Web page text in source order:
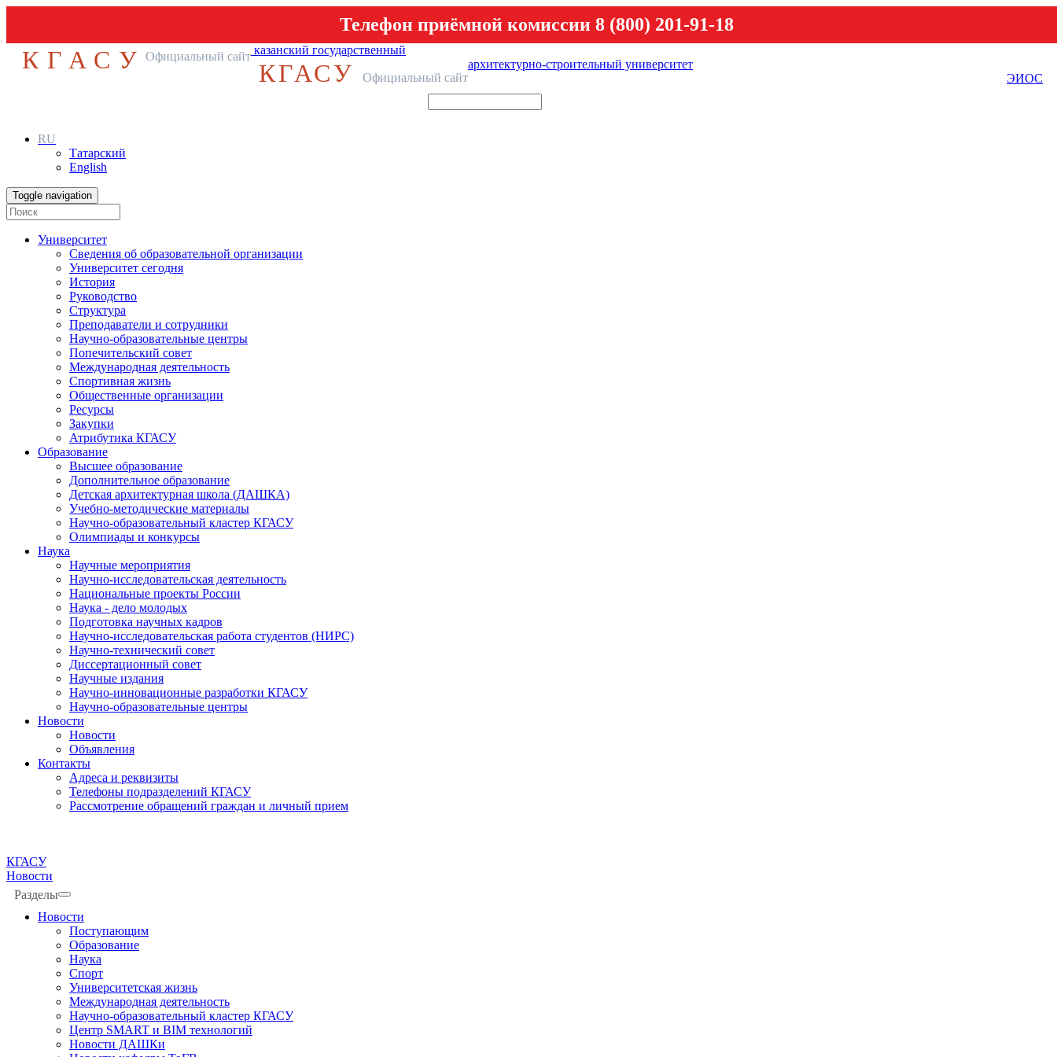
Телефон приёмной комиссии 8 (800) 201-91-18
КГАСУ Официальный сайт казанский государственный
архитектурно-строительный университет
КГАСУ Официальный сайт ЭИОС
RU
Татарский
English
Toggle navigation
Университет
Сведения об образовательной организации
Университет сегодня
История
Руководство
Структура
Преподаватели и сотрудники
Научно-образовательные центры
Попечительский совет
Международная деятельность
Спортивная жизнь
Общественные организации
Ресурсы
Закупки
Атрибутика КГАСУ
Образование
Высшее образование
Дополнительное образование
Детская архитектурная школа (ДАШКА)
Учебно-методические материалы
Научно-образовательный кластер КГАСУ
Олимпиады и конкурсы
Наука
Научные мероприятия
Научно-исследовательская деятельность
Национальные проекты России
Наука - дело молодых
Подготовка научных кадров
Научно-исследовательская работа студентов (НИРС)
Научно-технический совет
Диссертационный совет
Научные издания
Научно-инновационные разработки КГАСУ
Научно-образовательные центры
Новости
Новости
Объявления
Контакты
Адреса и реквизиты
Телефоны подразделений КГАСУ
Рассмотрение обращений граждан и личный прием
КГАСУ
Новости
Разделы
Новости
Поступающим
Образование
Наука
Спорт
Университетская жизнь
Международная деятельность
Научно-образовательный кластер КГАСУ
Центр SMART и BIM технологий
Новости ДАШКи